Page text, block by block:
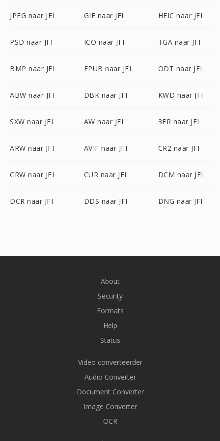
JPEG naar JFI GIF naar JFI HEIC naar JFI
PSD naar JFI ICO naar JFI TGA naar JFI
BMP naar JFI EPUB naar JFI ODT naar JFI
ABW naar JFI DBK naar JFI KWD naar JFI
SXW naar JFI AW naar JFI 3FR naar JFI
ARW naar JFI AVIF naar JFI CR2 naar JFI
CRW naar JFI CUR naar JFI DCM naar JFI
DCR naar JFI DDS naar JFI DNG naar JFI
About
Security
Formats
Help
Status
Video converteerder
Audio Converter
Document Converter
Image Converter
OCR